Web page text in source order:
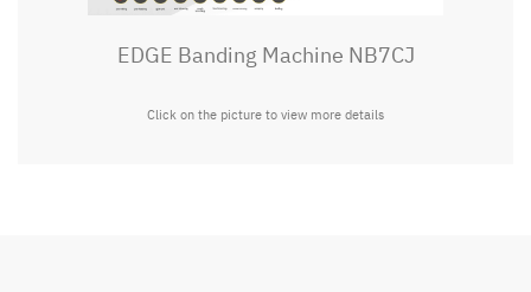
EDGE Banding Machine NB7CJ
Click on the picture to view more details